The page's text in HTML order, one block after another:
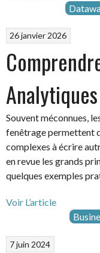
26 janvier 2026
Souvent méconnues,
fenêtrage permettent
complexes à écrire
en revue les grands
quelques exemples
Voir L’article
7 juin 2024